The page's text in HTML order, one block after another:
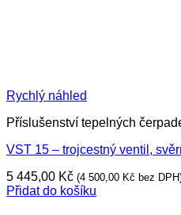
Rychlý náhled
Příslušenství tepelných
VST 15 – trojcestný ventil,
5 445,00 Kč (4 500,00 Kč bez
Přidat do košíku